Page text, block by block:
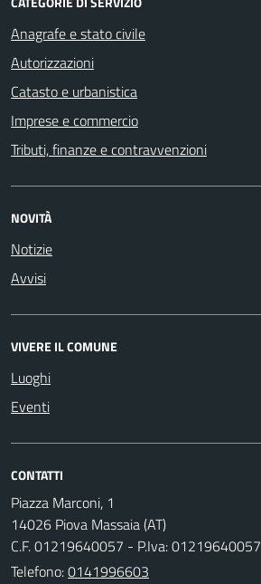
Anagrafe e stato civile
Autorizzazioni
Catasto e urbanistica
Imprese e commercio
Tributi, finanze e contravvenzioni
NOVITÀ
Notizie
Avvisi
VIVERE IL COMUNE
Luoghi
Eventi
CONTATTI
Piazza Marconi, 1
14026 Piova Massaia (AT)
C.F. 01219640057 - P.Iva: 01219640057
Telefono:0141996603